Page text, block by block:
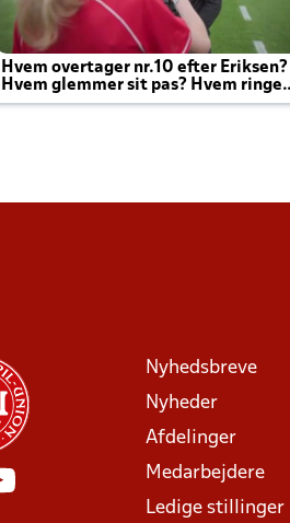
Hvem overtager nr.10 efter Eriksen?
Hvem glemmer sit pas? Hvem ringer
Joachim altid til efter kampe?
Nyhedsbreve
Nyheder
Afdelinger
Medarbejdere
Ledige stillinger